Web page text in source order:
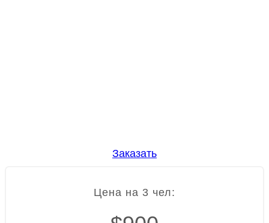
Заказать
Цена на 3 чел: